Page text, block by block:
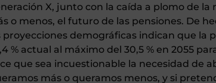
X, junto con la caída a plomo de
o menos, el futuro de las pensiones. De
proyecciones demográficas indican que la
% actual al máximo del 30,5 % en 2055
que sea incuestionable la necesidad de
más o queramos menos, y si